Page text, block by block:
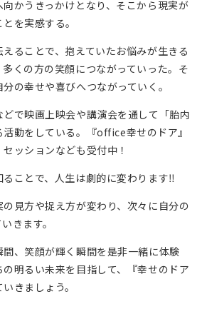
かうきっかけとなり、そこから現実が
を実感する。
ることで、抱えていたお悩みが生きる
くの方の笑顔につながっていった。そ
の幸せや喜びへつながっていく。
どで映画上映会や講演会を通して「胎内
動をしている。『office幸せのドア』
ッションなども受付中！
ことで、人生は劇的に変わります‼
見方や捉え方が変わり、次々に自分の
きます。
、笑顔が輝く瞬間を是非一緒に体験
明るい未来を目指して、『幸せのドア
きましょう。